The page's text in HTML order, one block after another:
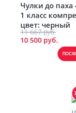
Чулки до паха
1 класс
цвет: черный
11 667 руб.
10 500 руб.